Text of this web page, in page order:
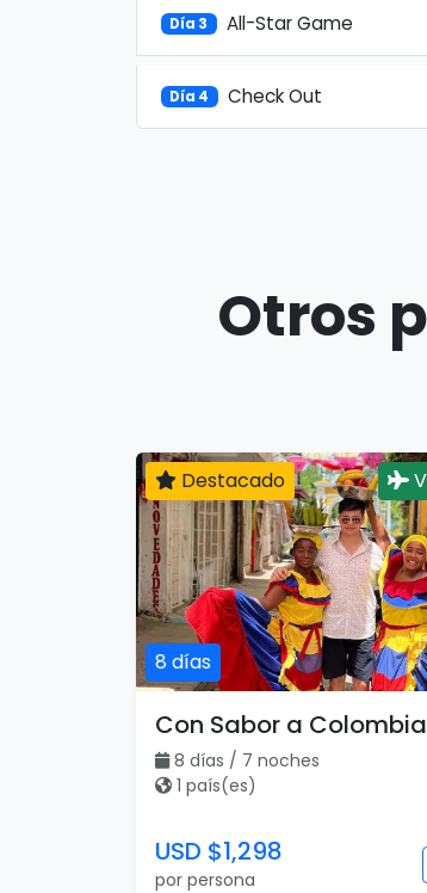
Día 3 All-Star Game
Día 4 Check Out
Otros
8 días
Destacado
Con Sabor a Colombia
8 días / 7 noches
1 país(es)
USD $1,298
por persona